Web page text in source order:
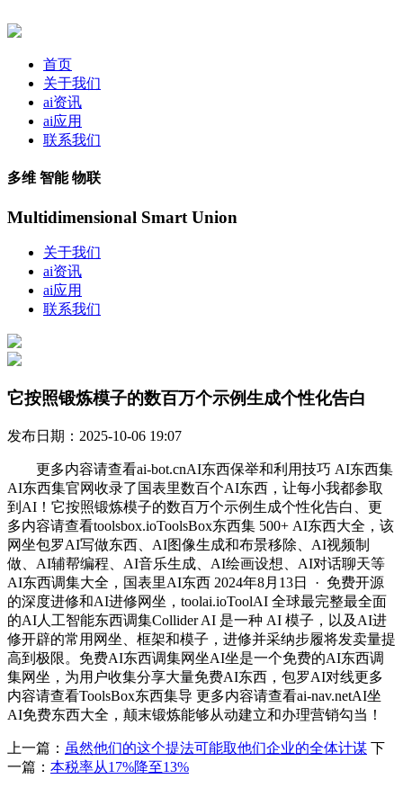
首页
关于我们
ai资讯
ai应用
联系我们
多维 智能 物联
Multidimensional Smart Union
关于我们
ai资讯
ai应用
联系我们
它按照锻炼模子的数百万个示例生成个性化告白
发布日期：2025-10-06 19:07
更多内容请查看ai-bot.cnAI东西保举和利用技巧 AI东西集
AI东西集官网收录了国表里数百个AI东西，让每小我都参取
到AI！它按照锻炼模子的数百万个示例生成个性化告白、更
多内容请查看toolsbox.ioToolsBox东西集 500+ AI东西大全，该
网坐包罗AI写做东西、AI图像生成和布景移除、AI视频制
做、AI辅帮编程、AI音乐生成、AI绘画设想、AI对话聊天等
AI东西调集大全，国表里AI东西 2024年8月13日 · 免费开源
的深度进修和AI进修网坐，toolai.ioToolAI 全球最完整最全面
的AI人工智能东西调集Collider AI 是一种 AI 模子，以及AI进
修开辟的常用网坐、框架和模子，进修并采纳步履将发卖量提
高到极限。免费AI东西调集网坐AI坐是一个免费的AI东西调
集网坐，为用户收集分享大量免费AI东西，包罗AI对线更多
内容请查看ToolsBox东西集导 更多内容请查看ai-nav.netAI坐
AI免费东西大全，颠末锻炼能够从动建立和办理营销勾当！
上一篇： 虽然他们的这个提法可能取他们企业的全体计谋 下
一篇： 本税率从17%降至13%